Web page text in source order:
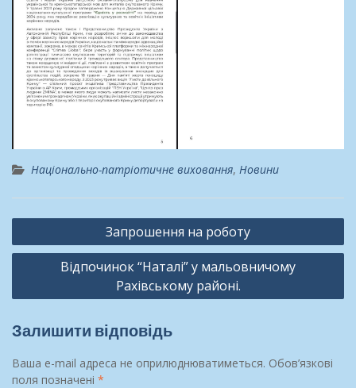
Національно-патріотичне виховання, Новини
Навігація
записів
Запрошення на роботу
Відпочинок “Наталі” у мальовничому
Рахівському районі.
Залишити відповідь
Ваша e-mail адреса не оприлюднюватиметься. Обов’язкові
поля позначені *